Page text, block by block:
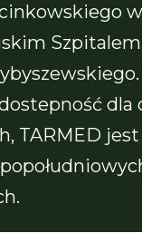
dla
TARMED